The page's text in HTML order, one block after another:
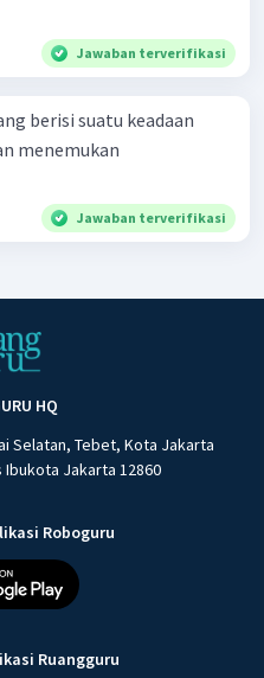
Jawaban terverifikasi
berisi suatu keadaan
menemukan
Jawaban terverifikasi
HQ
Selatan, Tebet, Kota Jakarta
Ibukota Jakarta 12860
Roboguru
Ruangguru